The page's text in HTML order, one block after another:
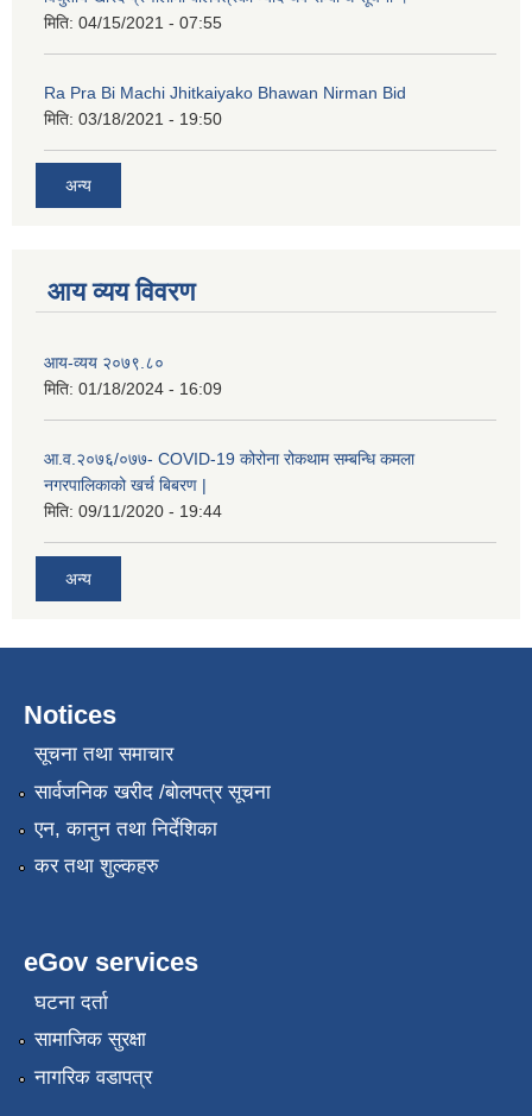
मिति: 04/15/2021 - 07:55
Ra Pra Bi Machi Jhitkaiyako Bhawan Nirman Bid
मिति: 03/18/2021 - 19:50
अन्य
आय व्यय विवरण
आय-व्यय २०७९.८०
मिति: 01/18/2024 - 16:09
आ.व.२०७६/०७७- COVID-19 कोरोना रोकथाम सम्बन्धि कमला
नगरपालिकाको खर्च बिबरण |
मिति: 09/11/2020 - 19:44
अन्य
Notices
सूचना तथा समाचार
सार्वजनिक खरीद /बोलपत्र सूचना
एन, कानुन तथा निर्देशिका
कर तथा शुल्कहरु
eGov services
घटना दर्ता
सामाजिक सुरक्षा
नागरिक वडापत्र